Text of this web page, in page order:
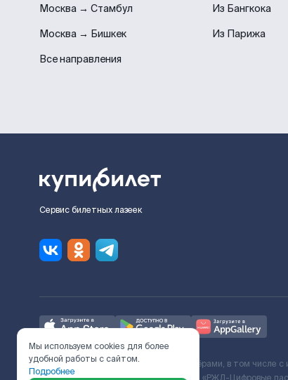
Москва → Стамбул
Москва → Бишкек
Все направления
Из Бангкока
Из Парижа
Сервис билетных лазеек
Ж/Д билеты предоставляются партнёрами, в том числе
Мы используем cookies для более
удобной работы с сайтом.
Подробнее